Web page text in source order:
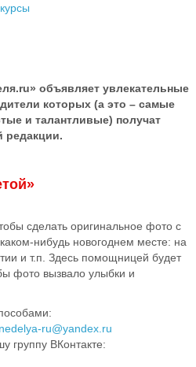
объявляет увлекательные
которых (а это – самые
и талантливые) получат
редакции.
сделать оригинальное фото с
нибудь новогоднем месте: на
и т.п. Здесь помощницей будет
фото вызвало улыбки и
nedelya-ru@yandex.ru
группу ВКонтакте: